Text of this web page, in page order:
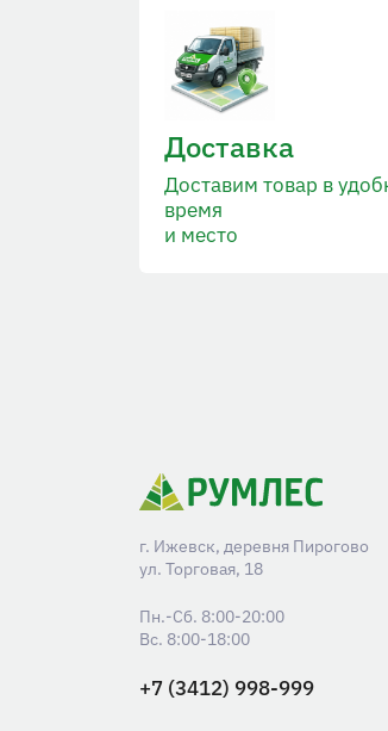
Доставка
Доставим товар в
время
и место
г. Ижевск, деревня Пирогово
ул. Торговая, 18
+7 (3412) 998-999
Пн.-Сб. 8:00-20:00
Вс. 8:00-18:00